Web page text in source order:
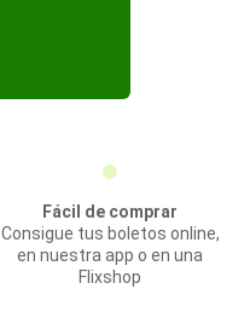
Fácil de comprar
Consigue tus boletos online,
en nuestra app o en una
Flixshop